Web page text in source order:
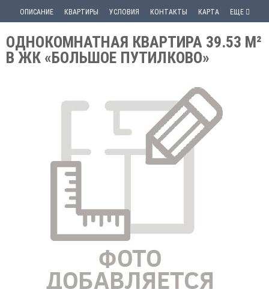
ОПИСАНИЕ КВАРТИРЫ УСЛОВИЯ КОНТАКТЫ КАРТА ЕЩЕ
ОДНОКОМНАТНАЯ КВАРТИРА 39.53 М²
В ЖК «БОЛЬШОЕ ПУТИЛКОВО»